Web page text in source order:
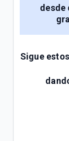
desde
Sigue